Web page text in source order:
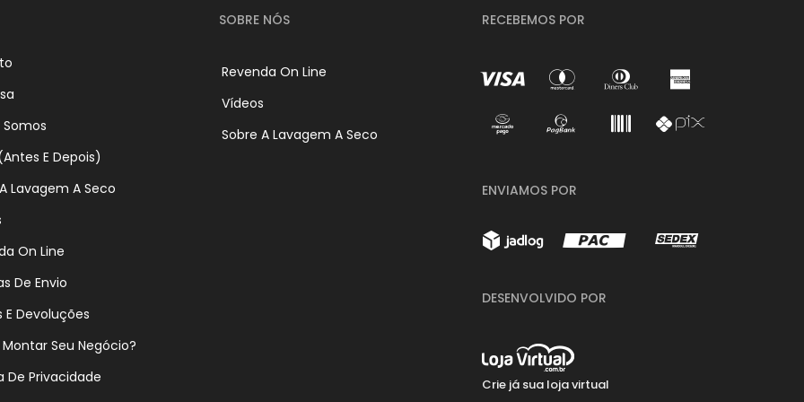
E Depois)
Lavagem A Seco
On Line
De Envio
E Devoluções
Seu Negócio?
De Privacidade
SOBRE NÓS
Revenda On Line
Vídeos
Sobre A Lavagem A Seco
RECEBEMOS POR
ENVIAMOS POR
DESENVOLVIDO POR
Crie já sua loja virtual